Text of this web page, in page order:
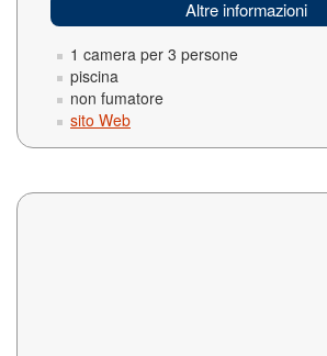
Altre informazioni
1 camera per 3 persone
piscina
non fumatore
sito Web